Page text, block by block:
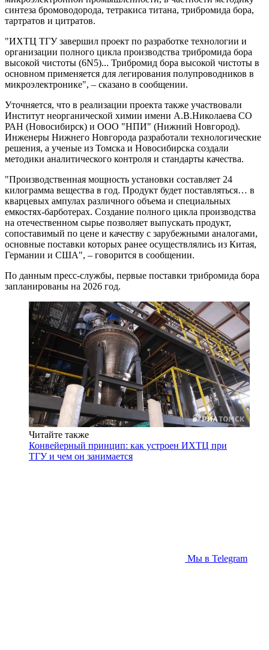
синтеза бромоводорода, тетракиса титана, трибромида бора,
тартратов и цитратов.
"ИХТЦ ТГУ завершил проект по разработке технологии и
организации полного цикла производства трибромида бора
высокой чистоты (6N5)... Трибромид бора высокой чистоты в
основном применяется для легирования полупроводников в
микроэлектронике", – сказано в сообщении.
Уточняется, что в реализации проекта также участвовали
Институт неорганической химии имени А.В.Николаева СО
РАН (Новосибирск) и ООО "НПИ" (Нижний Новгород).
Инженеры Нижнего Новгорода разработали технологические
решения, а ученые из Томска и Новосибирска создали
методики аналитического контроля и стандарты качества.
"Производственная мощность установки составляет 24
килограмма вещества в год. Продукт будет поставляться… в
кварцевых ампулах различного объема и специальных
емкостях-барботерах. Создание полного цикла производства
на отечественном сырье позволяет выпускать продукт,
сопоставимый по цене и качеству с зарубежными аналогами,
основные поставки которых ранее осуществлялись из Китая,
Германии и США", – говорится в сообщении.
По данным пресс-службы, первые поставки трибромида бора
запланированы на 2026 год.
Читайте также
Конвейерный принцип: как устроен ИХТЦ при
ТГУ и чем он занимается
Мы в Telegram